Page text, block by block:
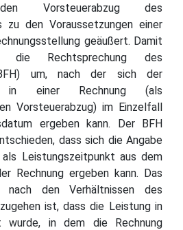
Vorsteuerabzug des
zu den Voraussetzungen einer
geäußert. Damit
Rechtsprechung des
um, nach der sich der
in einer Rechnung (als
Vorsteuerabzug) im Einzelfall
ergeben kann. Der BFH
dass sich die Angabe
Leistungszeitpunkt aus dem
Rechnung ergeben kann. Das
den Verhältnissen des
ist, dass die Leistung in
wurde, in dem die Rechnung